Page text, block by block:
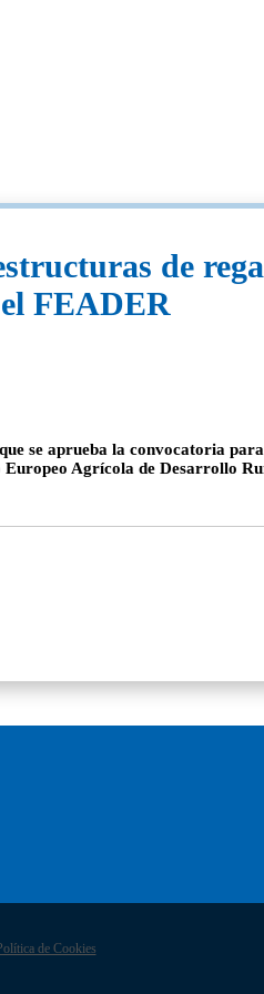
de
FEADER
se aprueba la convocatoria
Agrícola de Desarrollo
de Cookies